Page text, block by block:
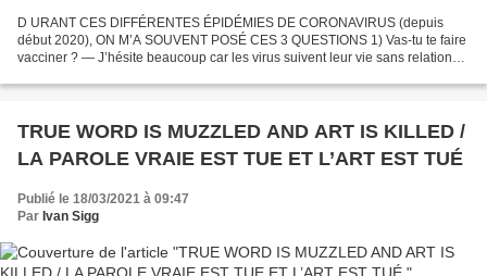
D URANT CES DIFFÉRENTES ÉPIDÉMIES DE CORONAVIRUS (depuis
début 2020), ON M’A SOUVENT POSÉ CES 3 QUESTIONS 1) Vas-tu te faire
vacciner ? — J’hésite beaucoup car les virus suivent leur vie sans relation
TRUE WORD IS MUZZLED AND ART IS KILLED /
LA PAROLE VRAIE EST TUE ET L’ART EST TUÉ
Publié le 18/03/2021 à 09:47
Par Ivan Sigg